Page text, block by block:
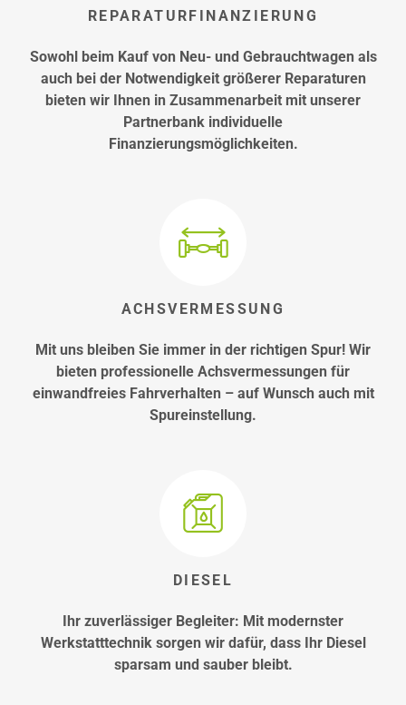
REPARATURFINANZIERUNG
Sowohl beim Kauf von Neu- und Gebrauchtwagen als
auch bei der Notwendigkeit größerer Reparaturen
bieten wir Ihnen in Zusammenarbeit mit unserer
Partnerbank individuelle
Finanzierungsmöglichkeiten.
ACHSVERMESSUNG
Mit uns bleiben Sie immer in der richtigen Spur! Wir
bieten professionelle Achsvermessungen für
einwandfreies Fahrverhalten – auf Wunsch auch mit
Spureinstellung.
DIESEL
Ihr zuverlässiger Begleiter: Mit modernster
Werkstatttechnik sorgen wir dafür, dass Ihr Diesel
sparsam und sauber bleibt.